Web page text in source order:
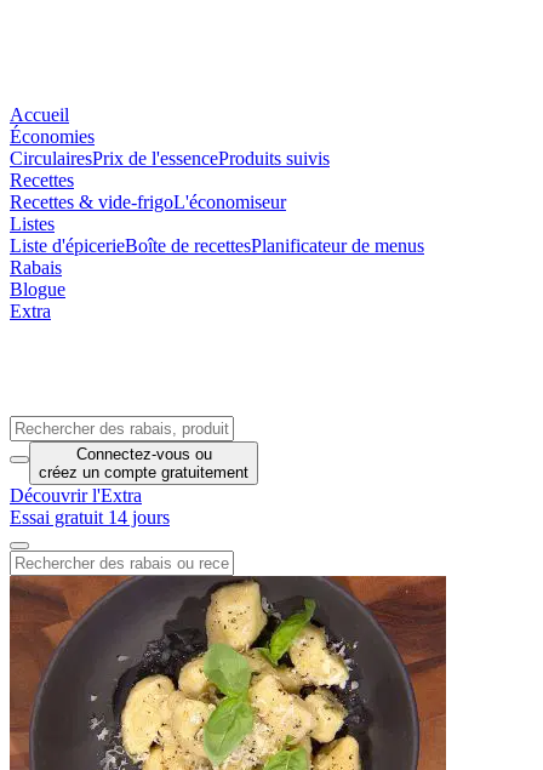
Accueil
Économies
CirculairesPrix de l'essenceProduits suivis
Recettes
Recettes & vide-frigoL'économiseur
Listes
Liste d'épicerieBoîte de recettesPlanificateur de menus
Rabais
Blogue
Extra
Connectez-vous ou
créez un compte gratuitement
Découvrir l'Extra
Essai gratuit 14 jours